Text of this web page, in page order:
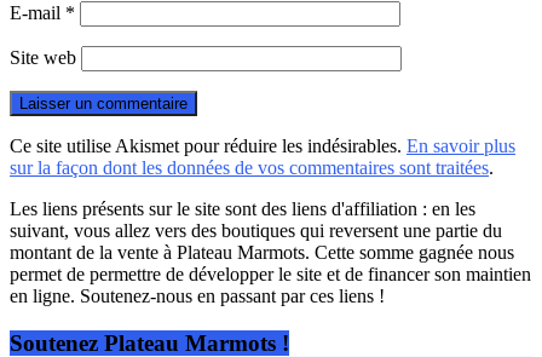
E-mail *
Site web
Ce site utilise Akismet pour réduire les indésirables. En savoir plus
sur la façon dont les données de vos commentaires sont traitées.
Les liens présents sur le site sont des liens d'affiliation : en les
suivant, vous allez vers des boutiques qui reversent une partie du
montant de la vente à Plateau Marmots. Cette somme gagnée nous
permet de permettre de développer le site et de financer son maintien
en ligne. Soutenez-nous en passant par ces liens !
Soutenez Plateau Marmots !